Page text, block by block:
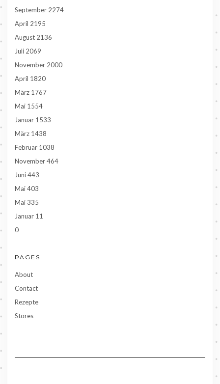
September 2274
April 2195
August 2136
Juli 2069
November 2000
April 1820
März 1767
Mai 1554
Januar 1533
März 1438
Februar 1038
November 464
Juni 443
Mai 403
Mai 335
Januar 11
0
PAGES
About
Contact
Rezepte
Stores